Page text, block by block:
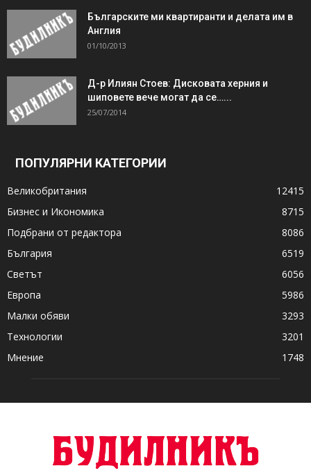
Българските ми квартиранти и делата им в
Англия
01/10/2013
Д-р Илиян Стоев: Дисковата херния и
шиповете вече могат да се…...
25/07/2014
ПОПУЛЯРНИ КАТЕГОРИИ
Великобритания
12415
Бизнес и Икономика
8715
Подбрани от редактора
8086
България
6519
Светът
6056
Европа
5986
Малки обяви
3293
Технологии
3201
Мнение
1748